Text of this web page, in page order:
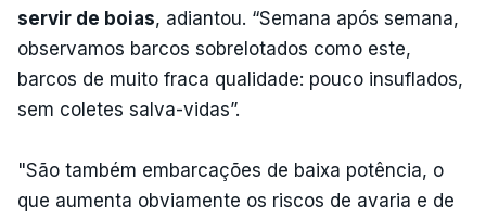
servir de boias, adiantou. “Semana após semana,
observamos barcos sobrelotados como este,
barcos de muito fraca qualidade: pouco insuflados,
sem coletes salva-vidas”.
"São também embarcações de baixa potência, o
que aumenta obviamente os riscos de avaria e de